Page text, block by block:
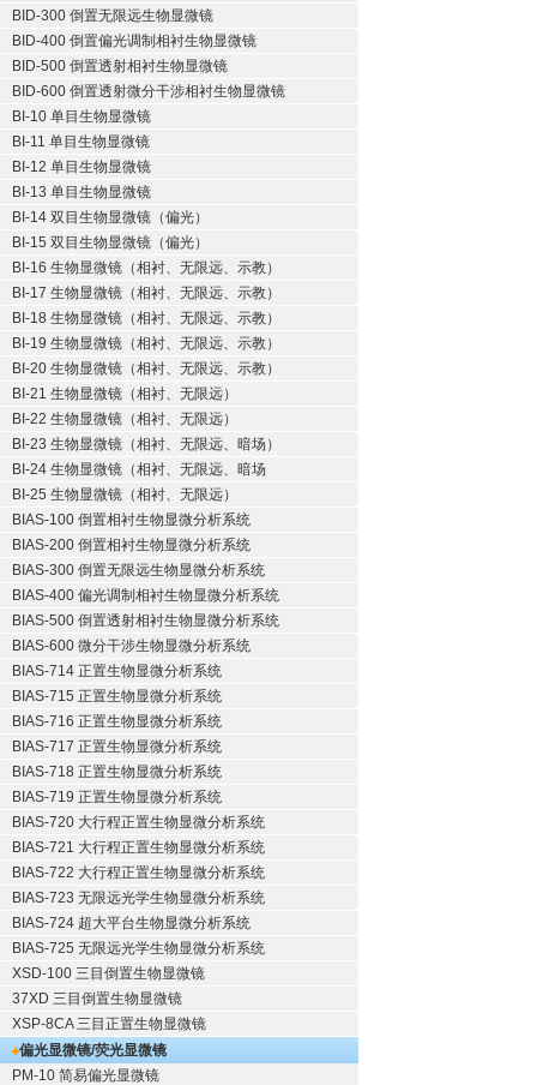
BID-300 倒置无限远生物显微镜
BID-400 倒置偏光调制相衬生物显微镜
BID-500 倒置透射相衬生物显微镜
BID-600 倒置透射微分干涉相衬生物显微镜
BI-10 单目生物显微镜
BI-11 单目生物显微镜
BI-12 单目生物显微镜
BI-13 单目生物显微镜
BI-14 双目生物显微镜（偏光）
BI-15 双目生物显微镜（偏光）
BI-16 生物显微镜（相衬、无限远、示教）
BI-17 生物显微镜（相衬、无限远、示教）
BI-18 生物显微镜（相衬、无限远、示教）
BI-19 生物显微镜（相衬、无限远、示教）
BI-20 生物显微镜（相衬、无限远、示教）
BI-21 生物显微镜（相衬、无限远）
BI-22 生物显微镜（相衬、无限远）
BI-23 生物显微镜（相衬、无限远、暗场）
BI-24 生物显微镜（相衬、无限远、暗场
BI-25 生物显微镜（相衬、无限远）
BIAS-100 倒置相衬生物显微分析系统
BIAS-200 倒置相衬生物显微分析系统
BIAS-300 倒置无限远生物显微分析系统
BIAS-400 偏光调制相衬生物显微分析系统
BIAS-500 倒置透射相衬生物显微分析系统
BIAS-600 微分干涉生物显微分析系统
BIAS-714 正置生物显微分析系统
BIAS-715 正置生物显微分析系统
BIAS-716 正置生物显微分析系统
BIAS-717 正置生物显微分析系统
BIAS-718 正置生物显微分析系统
BIAS-719 正置生物显微分析系统
BIAS-720 大行程正置生物显微分析系统
BIAS-721 大行程正置生物显微分析系统
BIAS-722 大行程正置生物显微分析系统
BIAS-723 无限远光学生物显微分析系统
BIAS-724 超大平台生物显微分析系统
BIAS-725 无限远光学生物显微分析系统
XSD-100 三目倒置生物显微镜
37XD 三目倒置生物显微镜
XSP-8CA 三目正置生物显微镜
偏光显微镜/荧光显微镜
PM-10 简易偏光显微镜